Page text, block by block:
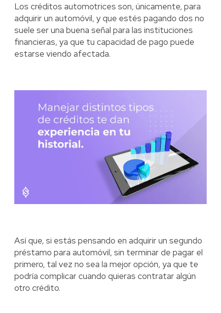
Los créditos automotrices son, únicamente, para
adquirir un automóvil, y que estés pagando dos no
suele ser una buena señal para las instituciones
financieras, ya que tu capacidad de pago puede
estarse viendo afectada.
Así que, si estás pensando en adquirir un segundo
préstamo para automóvil, sin terminar de pagar el
primero, tal vez no sea la mejor opción, ya que te
podría complicar cuando quieras contratar algún
otro crédito.